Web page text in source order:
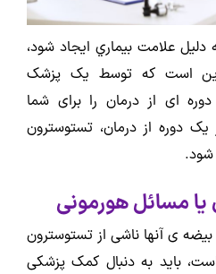
علامت بيماري ايجاد شود،
اين است که توسط يک پزشک
ای از درمان را برای شما
دوره از درمان، تستوسترون
شود.
ی آنها ناشی از تستوسترون
باید به دنبال کمک پزشکی